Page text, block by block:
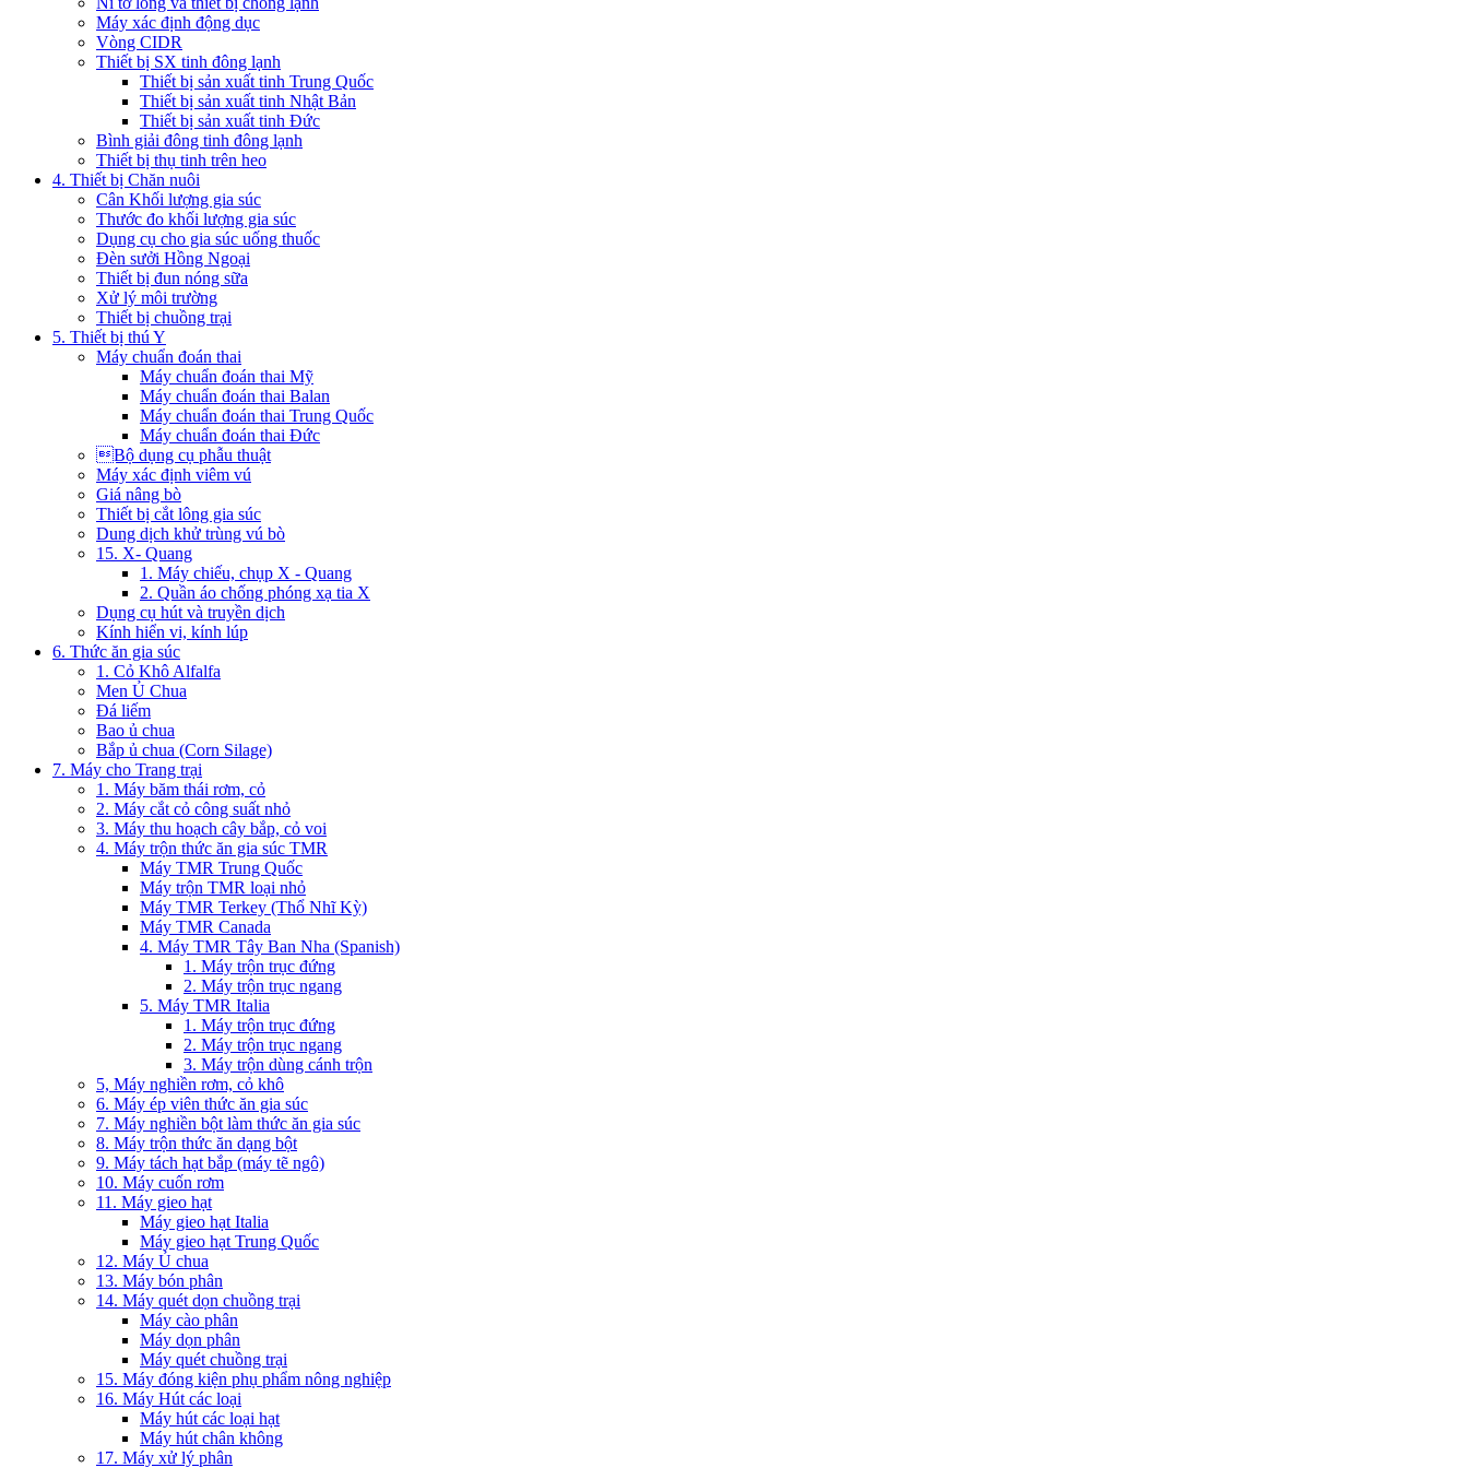
Máy xác định động dục
Vòng CIDR
Thiết bị SX tinh đông lạnh
Thiết bị sản xuất tinh Trung Quốc
Thiết bị sản xuất tinh Nhật Bản
Thiết bị sản xuất tinh Đức
Bình giải đông tinh đông lạnh
Thiết bị thụ tinh trên heo
4. Thiết bị Chăn nuôi
Cân Khối lượng gia súc
Thước đo khối lượng gia súc
Dụng cụ cho gia súc uống thuốc
Đèn sưởi Hồng Ngoại
Thiết bị đun nóng sữa
Xử lý môi trường
Thiết bị chuồng trại
5. Thiết bị thú Y
Máy chuẩn đoán thai
Máy chuẩn đoán thai Mỹ
Máy chuẩn đoán thai Balan
Máy chuẩn đoán thai Trung Quốc
Máy chuẩn đoán thai Đức
Bộ dụng cụ phẫu thuật
Máy xác định viêm vú
Giá nâng bò
Thiết bị cắt lông gia súc
Dung dịch khử trùng vú bò
15. X- Quang
1. Máy chiếu, chụp X - Quang
2. Quần áo chống phóng xạ tia X
Dụng cụ hút và truyền dịch
Kính hiển vi, kính lúp
6. Thức ăn gia súc
1. Cỏ Khô Alfalfa
Men Ủ Chua
Đá liếm
Bao ủ chua
Bắp ủ chua (Corn Silage)
7. Máy cho Trang trại
1. Máy băm thái rơm, cỏ
2. Máy cắt cỏ công suất nhỏ
3. Máy thu hoạch cây bắp, cỏ voi
4. Máy trộn thức ăn gia súc TMR
Máy TMR Trung Quốc
Máy trộn TMR loại nhỏ
Máy TMR Terkey (Thổ Nhĩ Kỳ)
Máy TMR Canada
4. Máy TMR Tây Ban Nha (Spanish)
1. Máy trộn trục đứng
2. Máy trộn trục ngang
5. Máy TMR Italia
1. Máy trộn trục đứng
2. Máy trộn trục ngang
3. Máy trộn dùng cánh trộn
5, Máy nghiền rơm, cỏ khô
6. Máy ép viên thức ăn gia súc
7. Máy nghiền bột làm thức ăn gia súc
8. Máy trộn thức ăn dạng bột
9. Máy tách hạt bắp (máy tẽ ngô)
10. Máy cuốn rơm
11. Máy gieo hạt
Máy gieo hạt Italia
Máy gieo hạt Trung Quốc
12. Máy Ủ chua
13. Máy bón phân
14. Máy quét dọn chuồng trại
Máy cào phân
Máy dọn phân
Máy quét chuồng trại
15. Máy đóng kiện phụ phẩm nông nghiệp
16. Máy Hút các loại
Máy hút các loại hạt
Máy hút chân không
17. Máy xử lý phân